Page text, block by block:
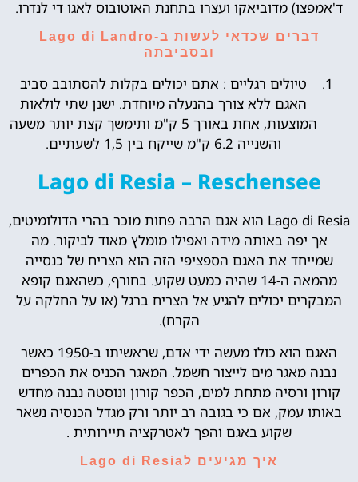
ד'אמפצו) מדוביאקו ועצרו בתחנת האוטובוס לאגו די לנדרו.
דברים שכדאי לעשות ב-Lago di Landro
ובסביבתה
טיולים רגליים : אתם יכולים בקלות להסתובב סביב
האגם ללא צורך בהנעלה מיוחדת. ישנן שתי לולאות
המוצעות, אחת באורך 5 ק"מ ותימשך קצת יותר משעה
והשנייה 6.2 ק"מ שייקח בין 1,5 לשעתיים.
Lago di Resia – Reschensee
Lago di Resia הוא אגם הרבה פחות מוכר בהרי הדולומיטים,
אך יפה באותה מידה ואפילו מומלץ מאוד לביקור. מה
שמייחד את האגם הספציפי הזה הוא הצריח של כנסייה
מהמאה ה-14 שהיה כמעט שקוע. בחורף, כשהאגם ​​קופא
המבקרים יכולים להגיע אל הצריח ברגל (או על החלקה על
הקרח).
האגם הוא כולו מעשה ידי אדם, שראשיתו ב-1950 כאשר
נבנה מאגר מים לייצור חשמל. המאגר הכניס את הכפרים
קורון ורסיה מתחת למים, הכפר קורון ונוסטה נבנה מחדש
באותו עמק, אם כי בגובה רב יותר ורק מגדל הכנסיה נשאר
שקוע באגם והפך לאטרקציה תיירותית .
איך מגיעים לLago di Resia